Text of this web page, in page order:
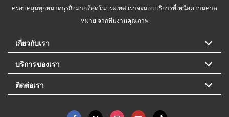
ครอบคลุมทุกหมวดธุรกิจมากที่สุดในประเทศ เราจะมอบบริการที่เหนือความคาด
หมาย จากทีมงานคุณภาพ
เกี่ยวกับเรา
บริการของเรา
ติดต่อเรา